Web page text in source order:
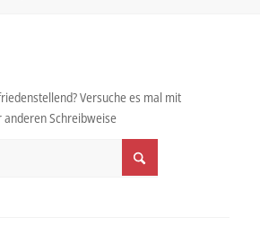
Versuche es mal mit
Schreibweise